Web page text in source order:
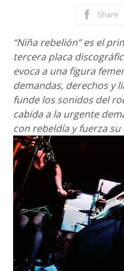
Share
“Niña rebelión” es el
tercera placa
evoca a una figura
demandas, derechos y
funde los sonidos del
cabida a la urgente
con rebeldía y fuerza